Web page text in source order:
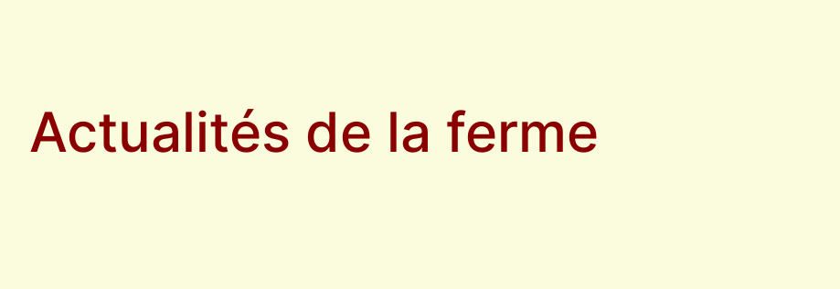
Actualités de la ferme